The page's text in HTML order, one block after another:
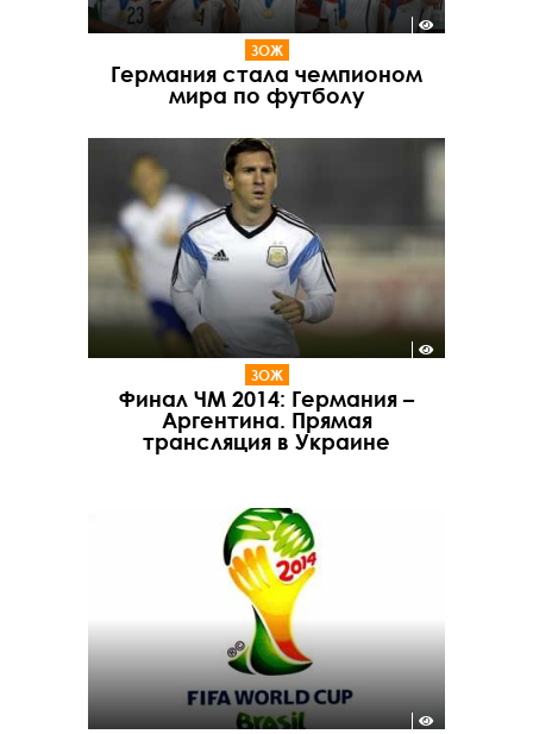
ЗОЖ
Германия стала чемпионом
мира по футболу
ЗОЖ
Финал ЧМ 2014: Германия –
Аргентина. Прямая
трансляция в Украине